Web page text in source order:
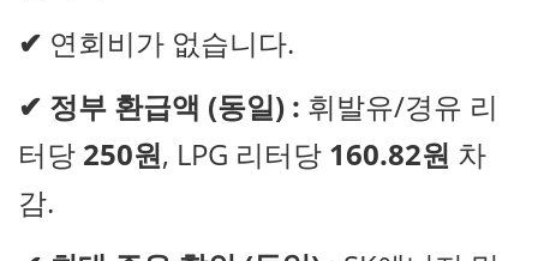
✔ 연회비가 없습니다.
✔ 정부 환급액 (동일) : 휘발유/경유 리
터당 250원, LPG 리터당 160.82원 차
감.